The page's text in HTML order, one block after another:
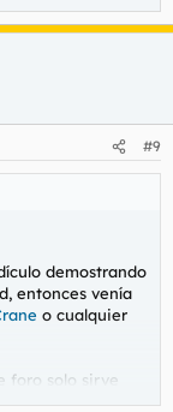
#9
demostrando
entonces venía
o cualquier
foro solo sirve
superioridad